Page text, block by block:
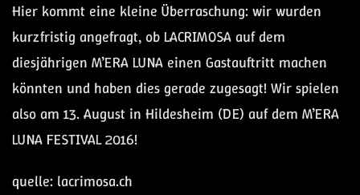
Hier kommt eine kleine Überraschung: wir wurden
kurzfristig angefragt, ob LACRIMOSA auf dem
diesjährigen M’ERA LUNA einen Gastauftritt machen
könnten und haben dies gerade zugesagt! Wir spielen
also am 13. August in Hildesheim (DE) auf dem M’ERA
LUNA FESTIVAL 2016!
quelle: lacrimosa.ch